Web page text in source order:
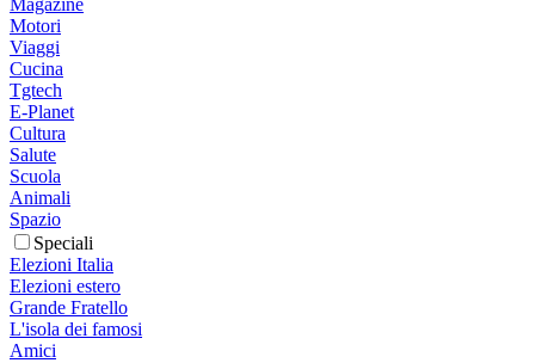
Magazine
Motori
Viaggi
Cucina
Tgtech
E-Planet
Cultura
Salute
Scuola
Animali
Spazio
Speciali
Elezioni Italia
Elezioni estero
Grande Fratello
L'isola dei famosi
Amici